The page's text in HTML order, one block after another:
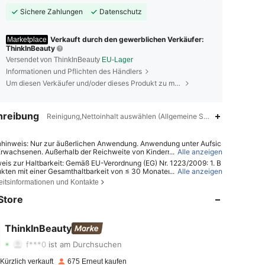
Sichere Zahlungen
Datenschutz
Marketplace Verkauft durch den gewerblichen Verkäufer:
ThinkInBeauty
Versendet von ThinkInBeauty EU-Lager
Informationen und Pflichten des Händlers
Um diesen Verkäufer und/oder dieses Produkt zu melden
Reinigung,Nettoinhalt auswählen (Allgemeine
Nur zur äußerlichen Anwendung. Anwendung unter Aufsic
Außerhalb der Reichweite von Kindern aufbewahren.
mit den Augen vermeiden. Anwendung gemäß Gebrauchsanweisu
oder Unwohlsein die Anwendung abbrechen.
... Alle anzeigen
zur Haltbarkeit: Gemäß EU-Verordnung (EG) Nr. 1223/2009: 1. B
mit einer Gesamthaltbarkeit von ≤ 30 Monaten: Das Verfallsd
auf der Verpackung durch ein Sanduhrsymbol ⌛ + Datum oder au
angegeben; 2. Bei Produkten mit einer Gesamthaltbarkeit von >
Die Kennzeichnung erfolgt mit einem Symbol für ein offenes
zu öffnende Waren und andere spezifizierte Artikel sind von der
ausgenommen. Bitte beachten Sie ausschließlich di
auf der Produktverpackung; verwenden Sie das Produkt
wenn Anzeichen von Verderb auftreten.
... Alle anzeigen
und Kontakte
ThinkInBeauty
4,86 3K 6.3K
4,86
4,86 3K
5***pistVor 1 Taggefolgt
f***0 ist am Durchsuchen
verkauft 675 Erneut kaufen